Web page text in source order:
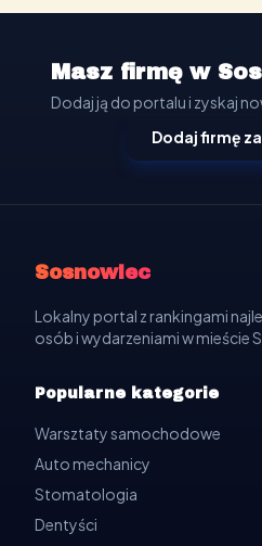
Masz firmę w
Dodaj ją do portalu i zyskaj
Dodaj firmę
Sosnowiec
Lokalny portal z rankingami
osób i wydarzeniami w mieście
Popularne kategorie
Warsztaty samochodowe
Auto mechanicy
Stomatologia
Dentyści